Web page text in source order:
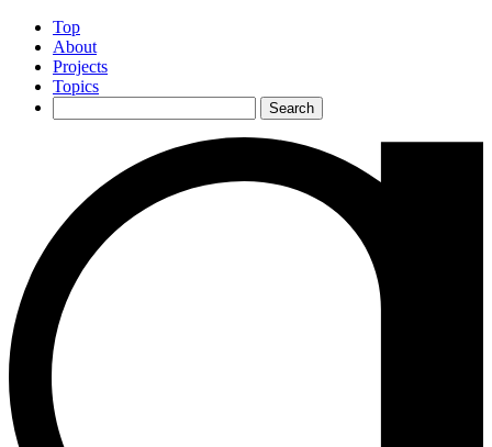
Top
About
Projects
Topics